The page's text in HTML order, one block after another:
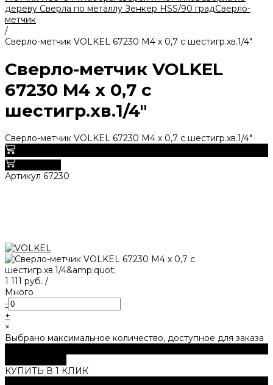
дереву Сверла по металлу Зенкер HSS/90 градСверло-
метчик
/
Сверло-метчик VOLKEL 67230 М4 х 0,7 с шестигр.хв.1/4"
Сверло-метчик VOLKEL
67230 М4 х 0,7 с
шестигр.хв.1/4"
Сверло-метчик VOLKEL 67230 М4 х 0,7 с шестигр.хв.1/4"
Артикул 67230
1 111 руб. /
Много
-
+
×
Выбрано максимальное количество, доступное для заказа
КУПИТЬ В 1 КЛИК